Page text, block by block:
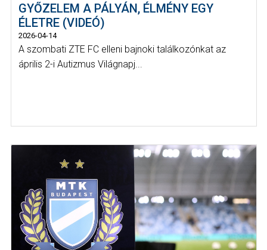
GYŐZELEM A PÁLYÁN, ÉLMÉNY EGY
ÉLETRE (VIDEÓ)
2026-04-14
A szombati ZTE FC elleni bajnoki találkozónkat az
április 2-i Autizmus Világnapj...